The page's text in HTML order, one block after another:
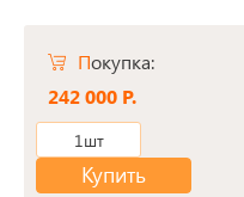
Покупка:
242 000 Р.
1шт
Купить